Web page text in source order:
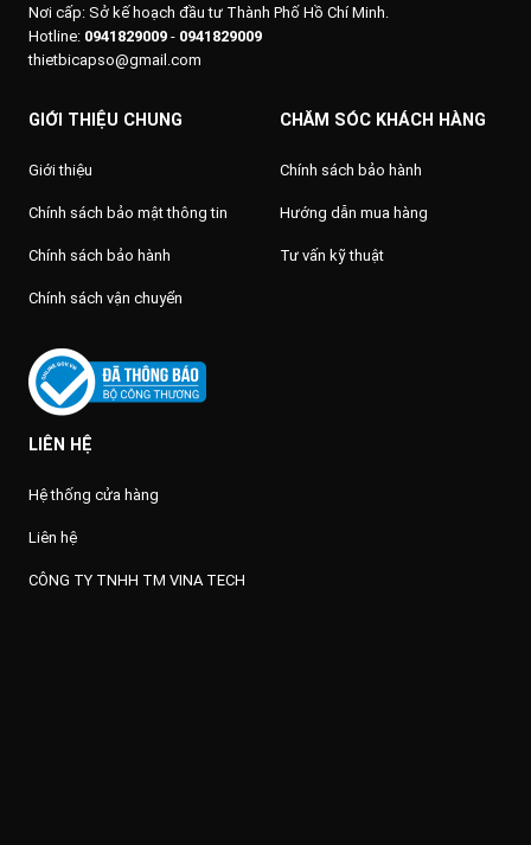
Nơi cấp: Sở kế hoạch đầu tư Thành Phố Hồ Chí Minh.
Hotline: 0941829009 - 0941829009
thietbicapso@gmail.com
GIỚI THIỆU CHUNG
Giới thiệu
Chính sách bảo mật thông tin
Chính sách bảo hành
Chính sách vận chuyển
CHĂM SÓC KHÁCH HÀNG
Chính sách bảo hành
Hướng dẫn mua hàng
Tư vấn kỹ thuật
LIÊN HỆ
Hệ thống cửa hàng
Liên hệ
CÔNG TY TNHH TM VINA TECH